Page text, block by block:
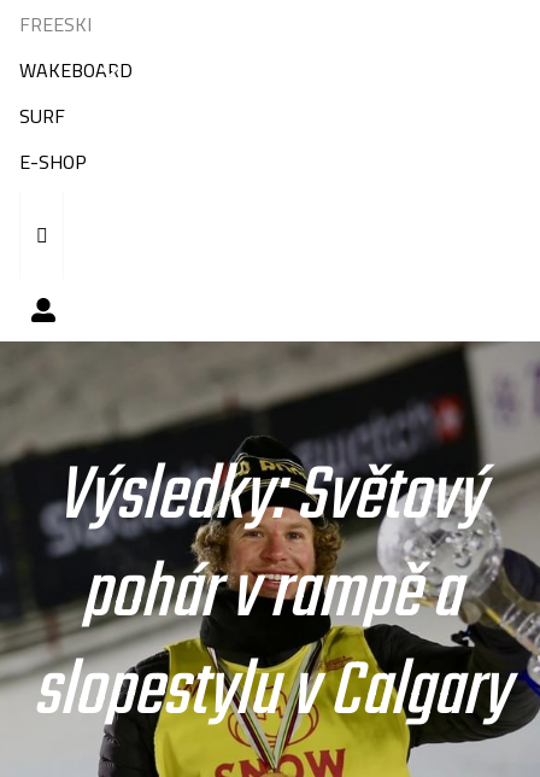
FREESKI
WAKEBOARD
SURF
E-SHOP
Výsledky: Světový
pohár v rampě a
slopestylu v Calgary